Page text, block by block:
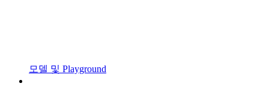
모델 및 Playground